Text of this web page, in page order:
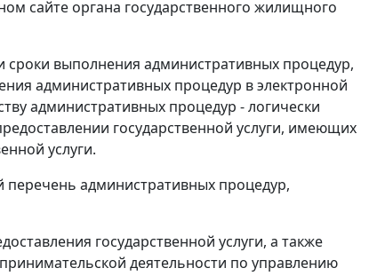
сайте органа государственного жилищного
сроки выполнения административных процедур,
административных процедур в электронной
административных процедур - логически
государственной услуги, имеющих
услуги.
перечень административных процедур,
государственной услуги, а также
деятельности по управлению